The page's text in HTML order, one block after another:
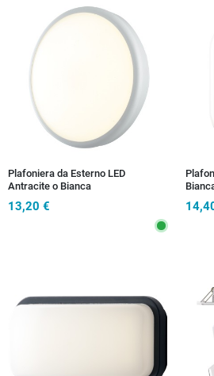
Plafoniera da Esterno LED
Antracite o Bianca
13,20 €